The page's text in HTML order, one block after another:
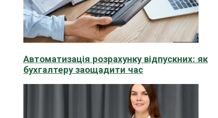
Автоматизація розрахунку відпускних: як
бухгалтеру заощадити час